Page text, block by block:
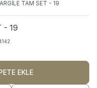
TAM SET - 19
- 19
EKLE